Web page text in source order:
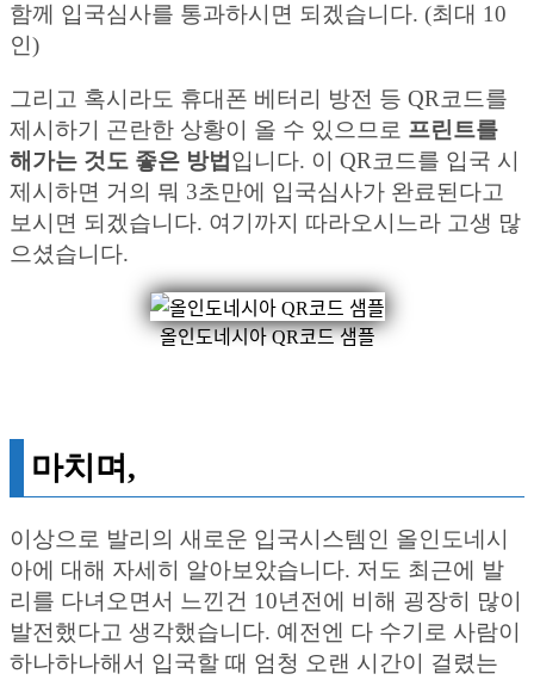
함께 입국심사를 통과하시면 되겠습니다. (최대 10
인)
그리고 혹시라도 휴대폰 베터리 방전 등 QR코드를
제시하기 곤란한 상황이 올 수 있으므로 프린트를
해가는 것도 좋은 방법 입니다. 이 QR코드를 입국 시
제시하면 거의 뭐 3초만에 입국심사가 완료된다고
보시면 되겠습니다. 여기까지 따라오시느라 고생 많
으셨습니다.
올인도네시아 QR코드 샘플
마치며,
이상으로 발리의 새로운 입국시스템인 올인도네시
아에 대해 자세히 알아보았습니다. 저도 최근에 발
리를 다녀오면서 느낀건 10년전에 비해 굉장히 많이
발전했다고 생각했습니다. 예전엔 다 수기로 사람이
하나하나해서 입국할 때 엄청 오랜 시간이 걸렸는